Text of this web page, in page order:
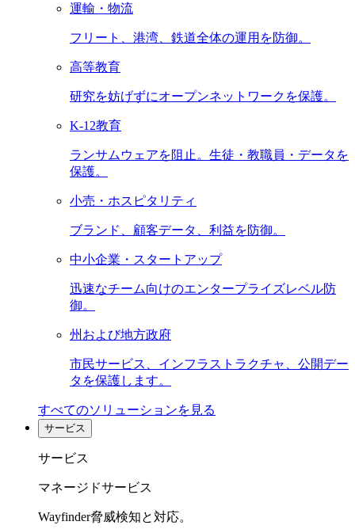
運輸・物流
フリート、港湾、鉄道全体の運用を防御。
高等教育
研究を妨げずにオープンネットワークを保護。
K-12教育
ランサムウェアを阻止。生徒・教職員・データを
保護。
小売・ホスピタリティ
ブランド、顧客データ、利益を防御。
中小企業・スタートアップ
迅速なチーム向けのエンタープライズレベル防
御。
州および地方政府
市民サービス、インフラストラクチャ、公開デー
タを保護します。
すべてのソリューションを見る
サービス
サービス
マネージドサービス
Wayfinder脅威検知と対応。